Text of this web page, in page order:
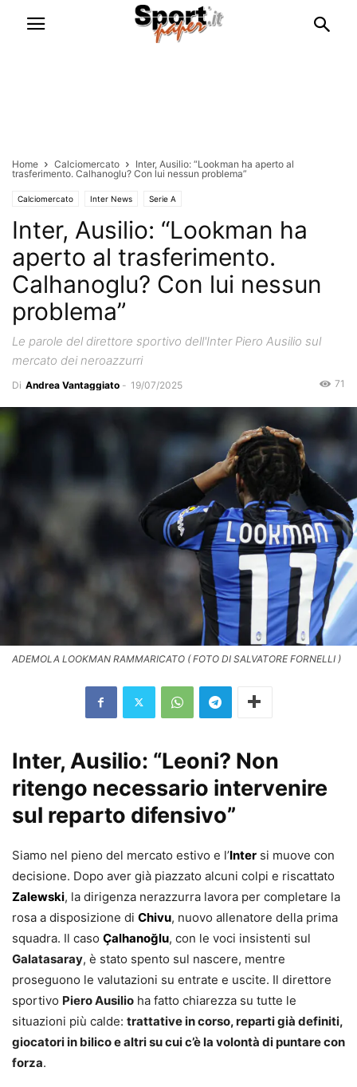
Home Calciomercato
Inter, Ausilio: “Lookman ha aperto al
trasferimento. Calhanoglu? Con lui nessun problema”
Calciomercato Inter News Serie A
Inter, Ausilio: “Lookman ha
aperto al trasferimento.
Calhanoglu? Con lui nessun
problema”
Le parole del direttore sportivo dell'Inter Piero Ausilio sul
mercato dei neroazzurri
Di Andrea Vantaggiato - 19/07/2025 71
ADEMOLA LOOKMAN RAMMARICATO ( FOTO DI SALVATORE FORNELLI )
Inter, Ausilio: “Leoni? Non
ritengo necessario intervenire
sul reparto difensivo”
Siamo nel pieno del mercato estivo e l’Inter si muove con
decisione. Dopo aver già piazzato alcuni colpi e riscattato
Zalewski, la dirigenza nerazzurra lavora per completare la
rosa a disposizione di Chivu, nuovo allenatore della prima
squadra. Il caso Çalhanoğlu, con le voci insistenti sul
Galatasaray, è stato spento sul nascere, mentre
proseguono le valutazioni su entrate e uscite. Il direttore
sportivo Piero Ausilio ha fatto chiarezza su tutte le
situazioni più calde: trattative in corso, reparti già definiti,
giocatori in bilico e altri su cui c’è la volontà di puntare con
forza.